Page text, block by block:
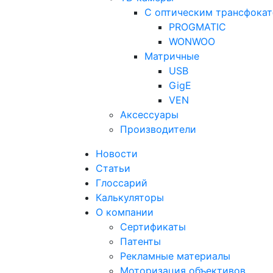
С оптическим
PROGMATIC
WONWOO
Матричные
USB
GigE
VEN
Аксессуары
Производители
Новости
Статьи
Глоссарий
Калькуляторы
О компании
Сертификаты
Патенты
Рекламные материалы
Моторизация объективов